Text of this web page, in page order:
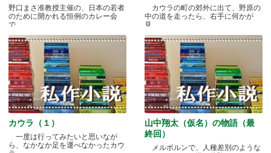
野口まさ准教授主催の、日本の若者
のために開かれる恒例のカレー会
で.....
カウラの町の郊外に出て、野原の
中の道を走ったら、右手に何かが
見.....
カウラ（１）
一度は行ってみたいと思いなが
ら、なかなか足を運べなかったカウ
山中翔太（仮名）の物語（最
終回）
メルボルンで、人種差別のような